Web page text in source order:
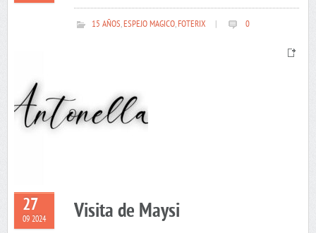
15 AÑOS,ESPEJO MAGICO,FOTERIX 0
27
09 2024 Visita de Maysi